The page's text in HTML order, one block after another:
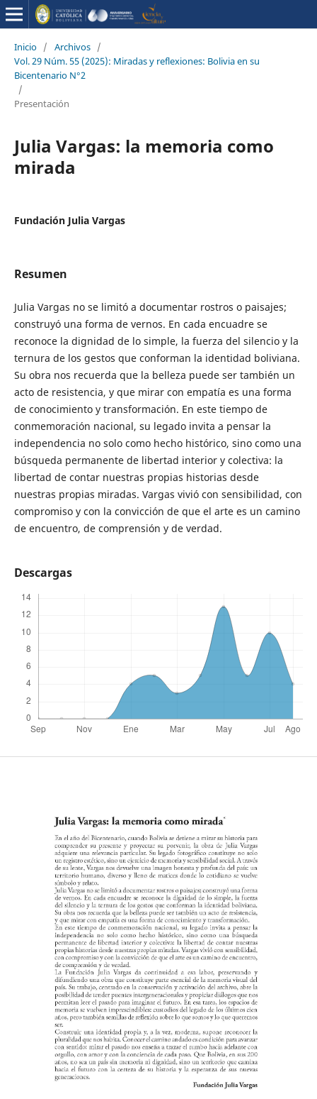
Inicio / Archivos /
Vol. 29 Núm. 55 (2025): Miradas y reflexiones: Bolivia en su
Bicentenario N°2
/
Presentación
Julia Vargas: la memoria como
mirada
Fundación Julia Vargas
Resumen
Julia Vargas no se limitó a documentar rostros o paisajes;
construyó una forma de vernos. En cada encuadre se
reconoce la dignidad de lo simple, la fuerza del silencio y la
ternura de los gestos que conforman la identidad boliviana.
Su obra nos recuerda que la belleza puede ser también un
acto de resistencia, y que mirar con empatía es una forma
de conocimiento y transformación. En este tiempo de
conmemoración nacional, su legado invita a pensar la
independencia no solo como hecho histórico, sino como una
búsqueda permanente de libertad interior y colectiva: la
libertad de contar nuestras propias historias desde
nuestras propias miradas. Vargas vivió con sensibilidad, con
compromiso y con la convicción de que el arte es un camino
de encuentro, de comprensión y de verdad.
Descargas